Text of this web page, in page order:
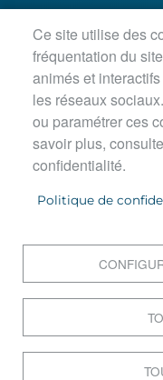
Horaires d'ouverture :
Lundi, jeudi,
Mardi : 8h30-12h /
Mercredi matin : 8h30-
PIED
Contact
Données
Cookies
Accessibilité : Non
Ce site utilise des
fréquentation du
animés et
les réseaux
ou paramétrer ces
savoir plus,
confidentialité.
Politique de